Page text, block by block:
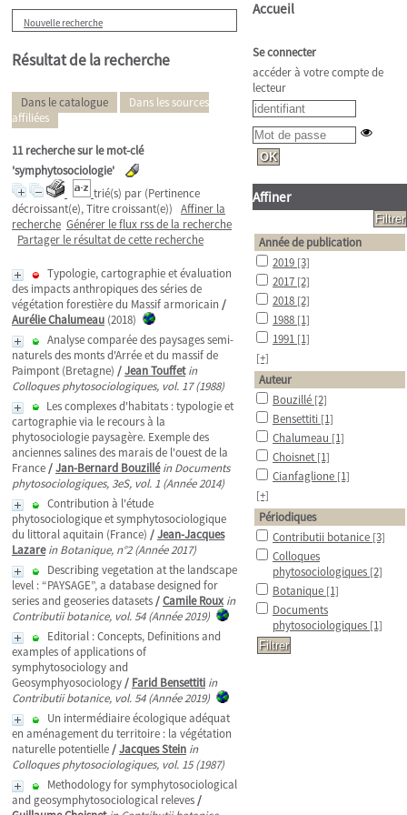
Nouvelle recherche
Résultat de la recherche
Dans le catalogue
Dans les sources
affiliées
11recherche sur le mot-clé
'symphytosociologie'
trié(s) par (Pertinence
décroissant(e), Titre croissant(e)) Affiner la
recherche Générer le flux rss de la recherche
Partager le résultat de cette recherche
Typologie, cartographie et évaluation
des impacts anthropiques des séries de
végétation forestière du Massif armoricain /
Aurélie Chalumeau (2018)
Analyse comparée des paysages semi-
naturels des monts d'Arrée et du massif de
Paimpont (Bretagne) /Jean Touffet in
Colloques phytosociologiques, vol. 17 (1988)
Les complexes d'habitats : typologie et
cartographie via le recours à la
phytosociologie paysagère. Exemple des
anciennes salines des marais de l'ouest de la
France/Jan-Bernard Bouzillé in Documents
phytosociologiques, 3eS, vol. 1 (Année 2014)
Contribution à l'étude
phytosociologique et symphytosociologique
du littoral aquitain (France) /Jean-Jacques
Lazare in Botanique, n°2 (Année 2017)
Describing vegetation at the landscape
level : “PAYSAGE”, a database designed for
series and geoseries datasets/Camile Roux in
Contributii botanice, vol. 54 (Année 2019)
Editorial : Concepts, Definitions and
examples of applications of
symphytosociology and
Geosymphyosociology/ Farid Bensettiti in
Contributii botanice, vol. 54 (Année 2019)
Un intermédiaire écologique adéquat
en aménagement du territoire : la végétation
naturelle potentielle/Jacques Stein in
Colloques phytosociologiques, vol. 15 (1987)
Methodology for symphytosociological
and geosymphytosociological releves/
Accueil
Se connecter
accéder à votre compte de
lecteur
Affiner
Année de publication
2019 [3]
2017 [2]
2018 [2]
1988 [1]
1991 [1]
[+]
Auteur
Bouzillé [2]
Bensettiti [1]
Chalumeau [1]
Choisnet [1]
Cianfaglione [1]
[+]
Périodiques
Contributii botanice [3]
Colloques
phytosociologiques [2]
Botanique [1]
Documents
phytosociologiques [1]